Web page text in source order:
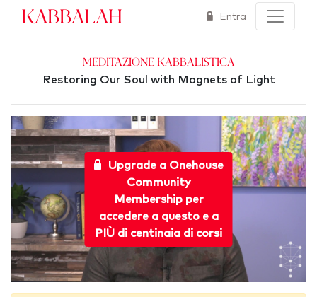
Kabbalah Entra
Meditazione Kabbalistica
Restoring Our Soul with Magnets of Light
Upgrade a Onehouse
Community
Membership per
accedere a questo e a
PIÙ di centinaia di corsi